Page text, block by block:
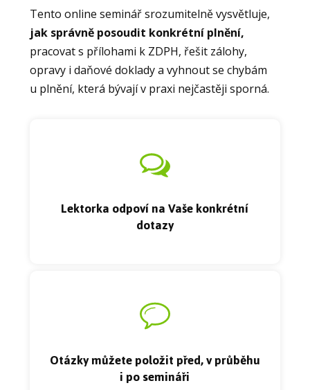
Tento online seminář srozumitelně vysvětluje,
jak správně posoudit konkrétní plnění,
pracovat s přílohami k ZDPH, řešit zálohy,
opravy i daňové doklady a vyhnout se chybám
u plnění, která bývají v praxi nejčastěji sporná.
Lektorka odpoví na Vaše konkrétní
dotazy
Otázky můžete položit před, v průběhu
i po semináři